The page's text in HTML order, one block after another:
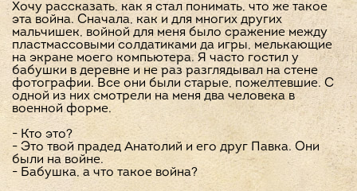
Хочу рассказать, как я стал понимать, что же такое
эта война. Сначала, как и для многих других
мальчишек, войной для меня было сражение между
пластмассовыми солдатиками да игры, мелькающие
на экране моего компьютера. Я часто гостил у
бабушки в деревне и не раз разглядывал на стене
фотографии. Все они были старые, пожелтевшие. С
одной из них смотрели на меня два человека в
военной форме.
- Кто это?
- Это твой прадед Анатолий и его друг Павка. Они
были на войне.
- Бабушка, а что такое война?